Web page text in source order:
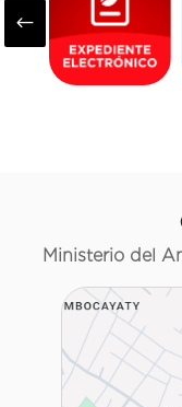
#
Ministerio del